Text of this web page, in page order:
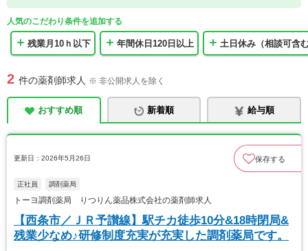
人気のこだわり条件を追加する
残業月10ｈ以下 年間休日120日以上 土日休み（相談可含
2 件の薬剤師求人 ※ 非公開求人を除く
おすすめ順 新着順 給与順
更新日：2026年5月26日 保存する
正社員 調剤薬局
トーヨ調剤薬局 りつりん薬品株式会社の薬剤師求人
【西条市／ＪＲ予讃線】駅チカ徒歩10分&18時閉局&
残業少なめ♪研修制度充実が充実した調剤薬局です。